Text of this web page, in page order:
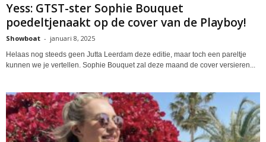
Yess: GTST-ster Sophie Bouquet
poedeltjenaakt op de cover van de Playboy!
Showboat - januari 8, 2025
Helaas nog steeds geen Jutta Leerdam deze editie, maar toch een pareltje
kunnen we je vertellen. Sophie Bouquet zal deze maand de cover versieren...